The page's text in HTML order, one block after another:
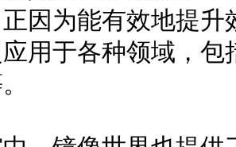
因为能有效地提
用于各种领域，